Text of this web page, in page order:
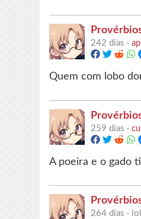
242 dias ·
Quem com lobo
259 dias ·
A poeira e o gado
264 dias ·